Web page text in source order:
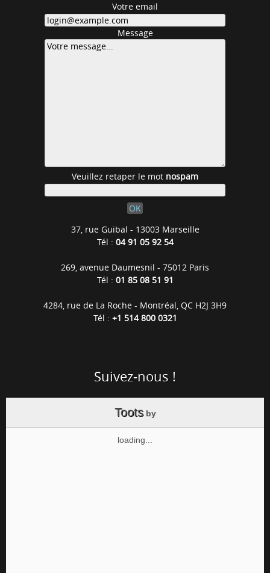
Votre email
Message
Veuillez retaper le mot nospam
37, rue Guibal - 13003 Marseille
Tél : 04 91 05 92 54
269, avenue Daumesnil - 75012 Paris
Tél : 01 85 08 51 91
4284, rue de La Roche - Montréal, QC H2J 3H9
Tél : +1 514 800 0321
Suivez-nous !
Tootsby
loading...